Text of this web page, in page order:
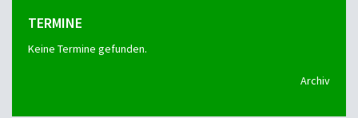
TERMINE
Keine Termine gefunden.
Archiv